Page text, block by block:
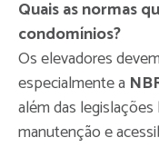
Quais as normas
condomínios?
Os elevadores
especialmente a
além das
manutenção e